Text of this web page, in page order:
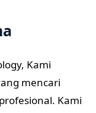
Kami
mencari
Kami